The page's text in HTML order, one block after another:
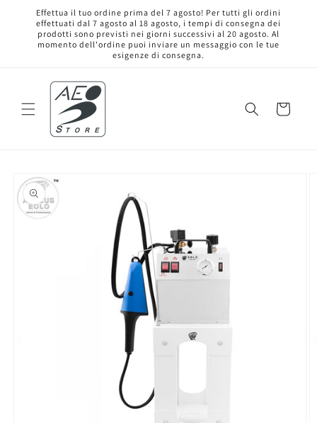
direttamente
ai contenuti
Effettua il tuo ordine prima del 7 agosto! Per tutti gli ordini
effettuati dal 7 agosto al 18 agosto, i tempi di consegna dei
prodotti sono previsti nei giorni successivi al 20 agosto. Al
momento dell'ordine puoi inviare un messaggio con le tue
esigenze di consegna.
Carrello
informazioni
sul prodotto